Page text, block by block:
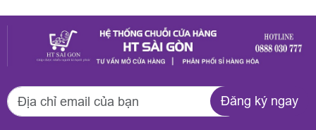
Đăng ký ngay